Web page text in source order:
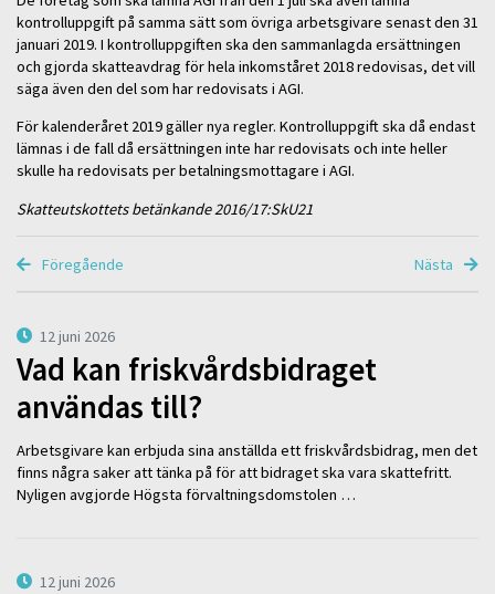
kontrolluppgift på samma sätt som övriga arbetsgivare senast den 31
januari 2019. I kontrolluppgiften ska den sammanlagda ersättningen
och gjorda skatteavdrag för hela inkomståret 2018 redovisas, det vill
säga även den del som har redovisats i AGI.
För kalenderåret 2019 gäller nya regler. Kontrolluppgift ska då endast
lämnas i de fall då ersättningen inte har redovisats och inte heller
skulle ha redovisats per betalningsmottagare i AGI.
Skatteutskottets betänkande 2016/17:SkU21
Föregående Nästa
12 juni 2026
Vad kan friskvårdsbidraget
användas till?
Arbetsgivare kan erbjuda sina anställda ett friskvårdsbidrag, men det
finns några saker att tänka på för att bidraget ska vara skattefritt.
Nyligen avgjorde Högsta förvaltningsdomstolen …
12 juni 2026